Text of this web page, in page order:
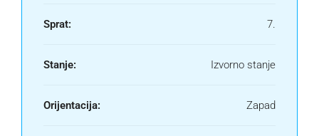
Sprat: 7.
Stanje: Izvorno stanje
Orijentacija: Zapad